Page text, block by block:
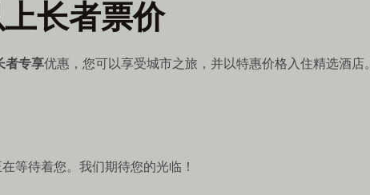
特别优惠价
视供应情况而定
长者票价
者专享优惠，您可以享受城市之旅，并以特惠价格入住精选酒店。
等待着您。我们期待您的光临！